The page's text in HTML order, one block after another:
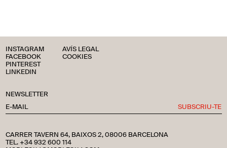
CARRER TAVERN 64, BAIXOS 2, 08006 BARCELONA
TEL. +34 932 600 114
NEWSLETTER
SUBSCRIU-TE
INSTAGRAM
FACEBOOK
PINTEREST
LINKEDIN
AVÍS LEGAL
COOKIES